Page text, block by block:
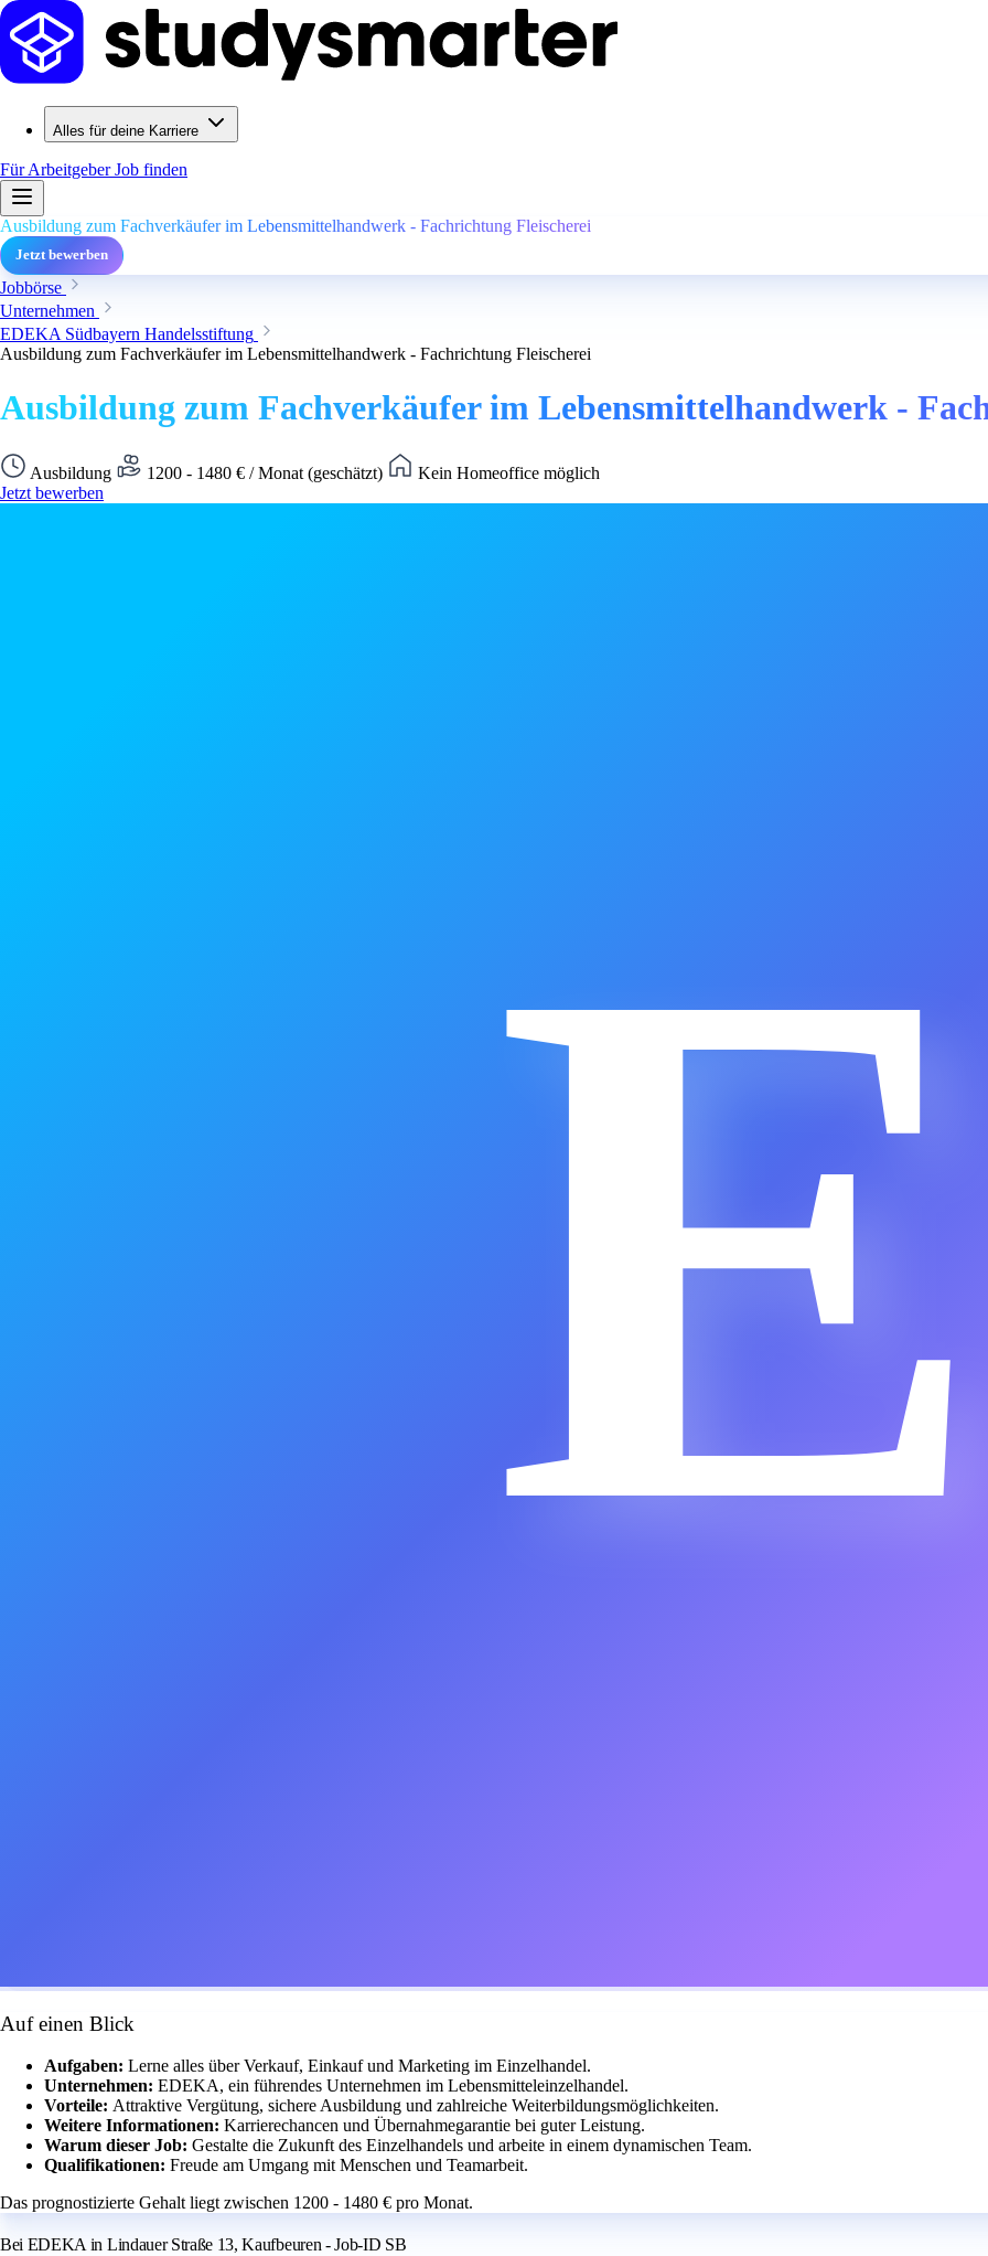
Alles für deine Karriere
Für ArbeitgeberJob finden
Ausbildung zum Fachverkäufer im Lebensmittelhandwerk - Fachrichtung Fleischerei
Jetzt bewerben
Jobbörse
Unternehmen
EDEKA Südbayern Handelsstiftung
Ausbildung zum Fachverkäufer im Lebensmittelhandwerk - Fachrichtung Fleischerei
Ausbildung zum Fachverkäufer im Lebensmittelhandwerk -
Ausbildung 1200 - 1480 € / Monat (geschätzt)
Kein Homeoffice möglich
Jetzt bewerben
E
Auf einen Blick
Aufgaben: Lerne alles über Verkauf, Einkauf und Marketing im Einzelhandel.
Unternehmen: EDEKA, ein führendes Unternehmen im Lebensmitteleinzelhandel.
Vorteile: Attraktive Vergütung, sichere Ausbildung und zahlreiche Weiterbildungsmöglichkeiten.
Weitere Informationen: Karrierechancen und Übernahmegarantie bei guter Leistung.
Warum dieser Job: Gestalte die Zukunft des Einzelhandels und arbeite in einem dynamischen Team.
Qualifikationen: Freude am Umgang mit Menschen und Teamarbeit.
Das prognostizierte Gehalt liegt zwischen 1200 - 1480 € pro Monat.
Bei EDEKA in Lindauer Straße 13, Kaufbeuren - Job-ID SB